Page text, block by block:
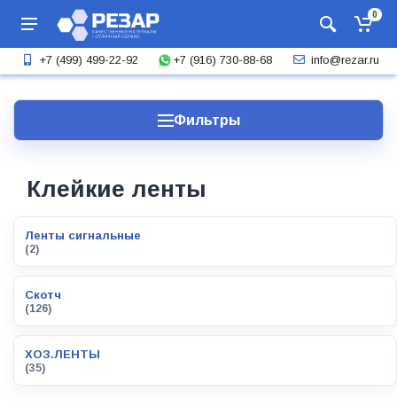
0
+7 (499) 499-22-92 +7 (916) 730-88-68 info@rezar.ru
Фильтры
Клейкие ленты
Ленты сигнальные
(2)
Скотч
(126)
ХОЗ.ЛЕНТЫ
(35)